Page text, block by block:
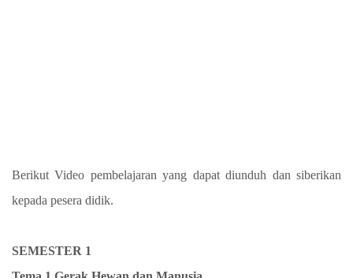
Berikut Video pembelajaran yang dapat diunduh dan siberikan
kepada pesera didik.
SEMESTER 1